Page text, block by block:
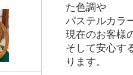
た色調や
パステルカラ
現在のお客様
そして安心す
ります。